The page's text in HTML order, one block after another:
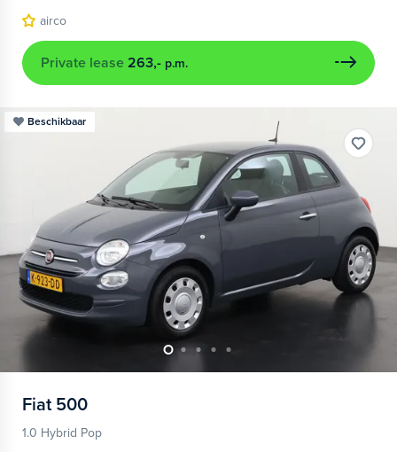
airco
Private lease 263,- p.m.
Beschikbaar
Fiat 500
1.0 Hybrid Pop